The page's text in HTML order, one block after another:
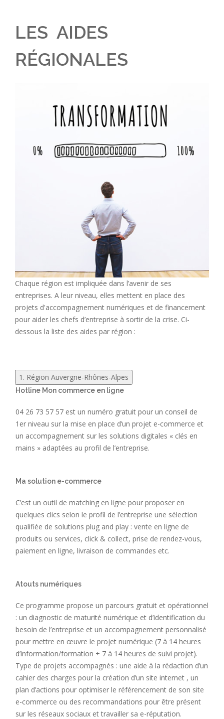
LES AIDES
RÉGIONALES
Chaque région est impliquée dans l’avenir de ses
entreprises. A leur niveau, elles mettent en place des
projets d'accompagnement numériques et de financement
pour aider les chefs d’entreprise à sortir de la crise. Ci-
dessous la liste des aides par région :
1. Région Auvergne-Rhônes-Alpes
Hotline Mon commerce en ligne
04 26 73 57 57 est un numéro gratuit pour un conseil de
1er niveau sur la mise en place d’un projet e-commerce et
un accompagnement sur les solutions digitales « clés en
mains » adaptées au profil de l’entreprise.
Ma solution e-commerce
C’est un outil de matching en ligne pour proposer en
quelques clics selon le profil de l’entreprise une sélection
qualifiée de solutions plug and play : vente en ligne de
produits ou services, click & collect, prise de rendez-vous,
paiement en ligne, livraison de commandes etc.
Atouts numériques
Ce programme propose un parcours gratuit et opérationnel
: un diagnostic de maturité numérique et d’identification du
besoin de l’entreprise et un accompagnement personnalisé
pour mettre en œuvre le projet numérique (7 à 14 heures
d’information/formation + 7 à 14 heures de suivi projet).
Type de projets accompagnés : une aide à la rédaction d’un
cahier des charges pour la création d’un site internet , un
plan d’actions pour optimiser le référencement de son site
e-commerce ou des recommandations pour être présent
sur les réseaux sociaux et travailler sa e-réputation.